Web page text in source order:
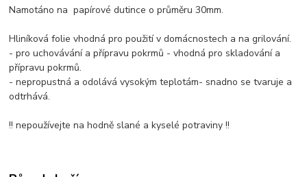
Namotáno na papírové dutince o průměru 30mm.
Hliníková folie vhodná pro použití v domácnostech a na grilování.
- pro uchovávání a přípravu pokrmů - vhodná pro skladování a
přípravu pokrmů.
- nepropustná a odolává vysokým teplotám- snadno se tvaruje a
odtrhává.
!! nepoužívejte na hodně slané a kyselé potraviny !!